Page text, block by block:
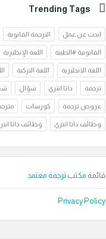
Trending Tags
ابحث عن عمل الترجمة القانوية
القانونية #الطبية اللغة الإنجليزية
اللغة الانجليزية اللغة التركية
ترجمة داتا انتري سؤال
عروض ترجمة كورسات
وظائف داتا انتري وظائف داتا
قائمة مكتب ترجمة معتمد
Privacy Policy